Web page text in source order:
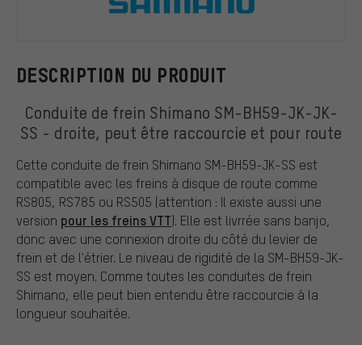
DESCRIPTION DU PRODUIT
Conduite de frein Shimano SM-BH59-JK-JK-
SS - droite, peut être raccourcie et pour route
Cette conduite de frein Shimano SM-BH59-JK-SS est
compatible avec les freins à disque de route comme
RS805, RS785 ou RS505 (attention : Il existe aussi une
version pour les freins VTT). Elle est livrrée sans banjo,
donc avec une connexion droite du côté du levier de
frein et de l'étrier. Le niveau de rigidité de la SM-BH59-JK-
SS est moyen. Comme toutes les conduites de frein
Shimano, elle peut bien entendu être raccourcie à la
longueur souhaitée.
Shimano